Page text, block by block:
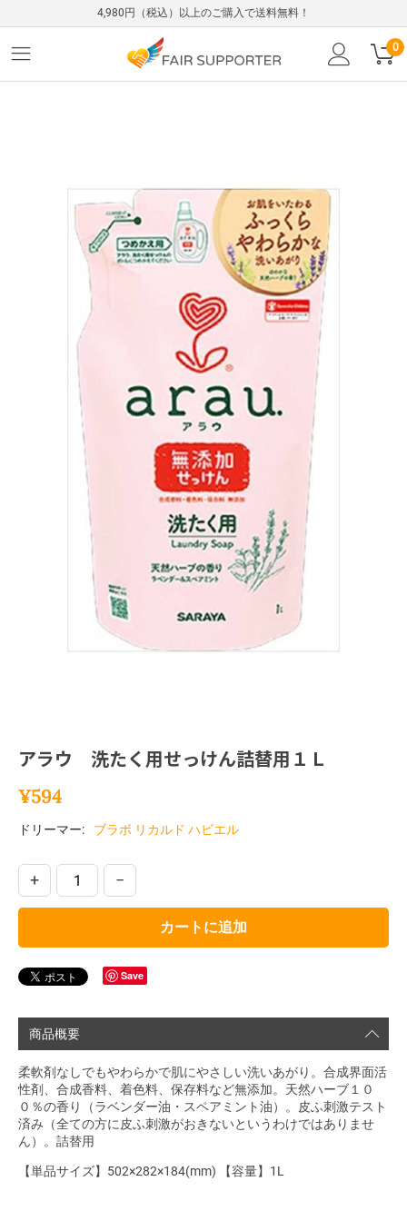
4,980円（税込）以上のご購入で送料無料！
0
アラウ 洗たく用せっけん詰替用１Ｌ
¥594
ドリーマー: ブラボ リカルド ハビエル
+ −
カートに追加
Save
商品概要
柔軟剤なしでもやわらかで肌にやさしい洗いあがり。合成界面活
性剤、合成香料、着色料、保存料など無添加。天然ハーブ１０
０％の香り（ラベンダー油・スペアミント油）。皮ふ刺激テスト
済み（全ての方に皮ふ刺激がおきないというわけではありませ
ん）。詰替用
【単品サイズ】502×282×184(mm) 【容量】1L